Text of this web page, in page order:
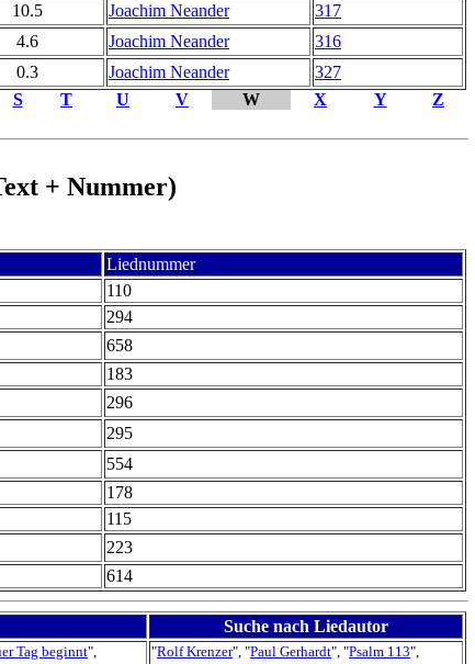
10.5 Joachim Neander
317
4.6 Joachim Neander
316
0.3 Joachim Neander
327
S T U V W X Y Z
+ Nummer)
Liednummer
110
294
658
183
296
295
554
178
115
223
614
Suche nach Liedautor
Tag beginnt",
"Rolf Krenzer", "Paul Gerhardt", "Psalm 113",